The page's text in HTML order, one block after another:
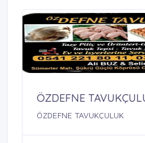
ÖZDEFNE
ÖZDEFNE TAVUKÇULUK